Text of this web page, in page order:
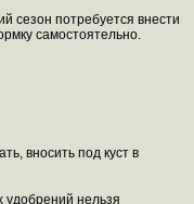
сезон потребуется внести
самостоятельно.
вносить под куст в
удобрений нельзя